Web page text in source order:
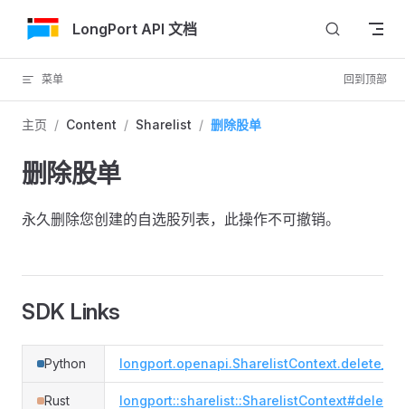
跳转到内容LongPort API 文档
菜单 回到顶部
主页 / Content / Sharelist / 删除股单
删除股单
永久删除您创建的自选股列表，此操作不可撤销。
SDK Links
Python
Rust